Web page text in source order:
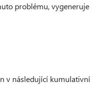
problému, vygeneruje
v následující kumulativní